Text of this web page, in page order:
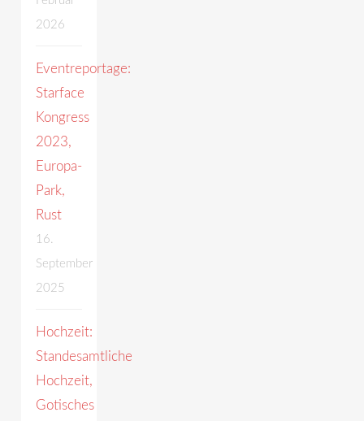
2026
Eventreportage:
Starface
Kongress
2023,
Europa-
Park,
Rust
16.
September
2025
Hochzeit:
Standesamtliche
Hochzeit,
Gotisches